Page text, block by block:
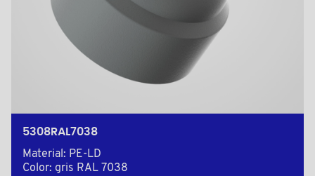
5308RAL7038
Material: PE-LD
Color: gris RAL 7038